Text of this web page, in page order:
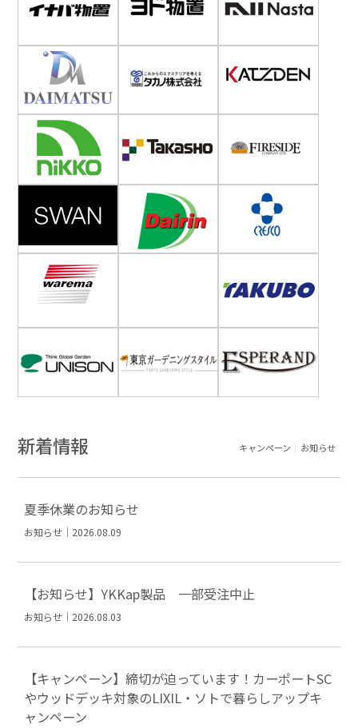
新着情報 キャンペーン お知らせ
夏季休業のお知らせ
お知らせ｜2026.08.09
【お知らせ】YKKap製品 一部受注中止
お知らせ｜2026.08.03
【キャンペーン】締切が迫っています！カーポートSC
やウッドデッキ対象のLIXIL・ソトで暮らしアップキ
ャンペーン